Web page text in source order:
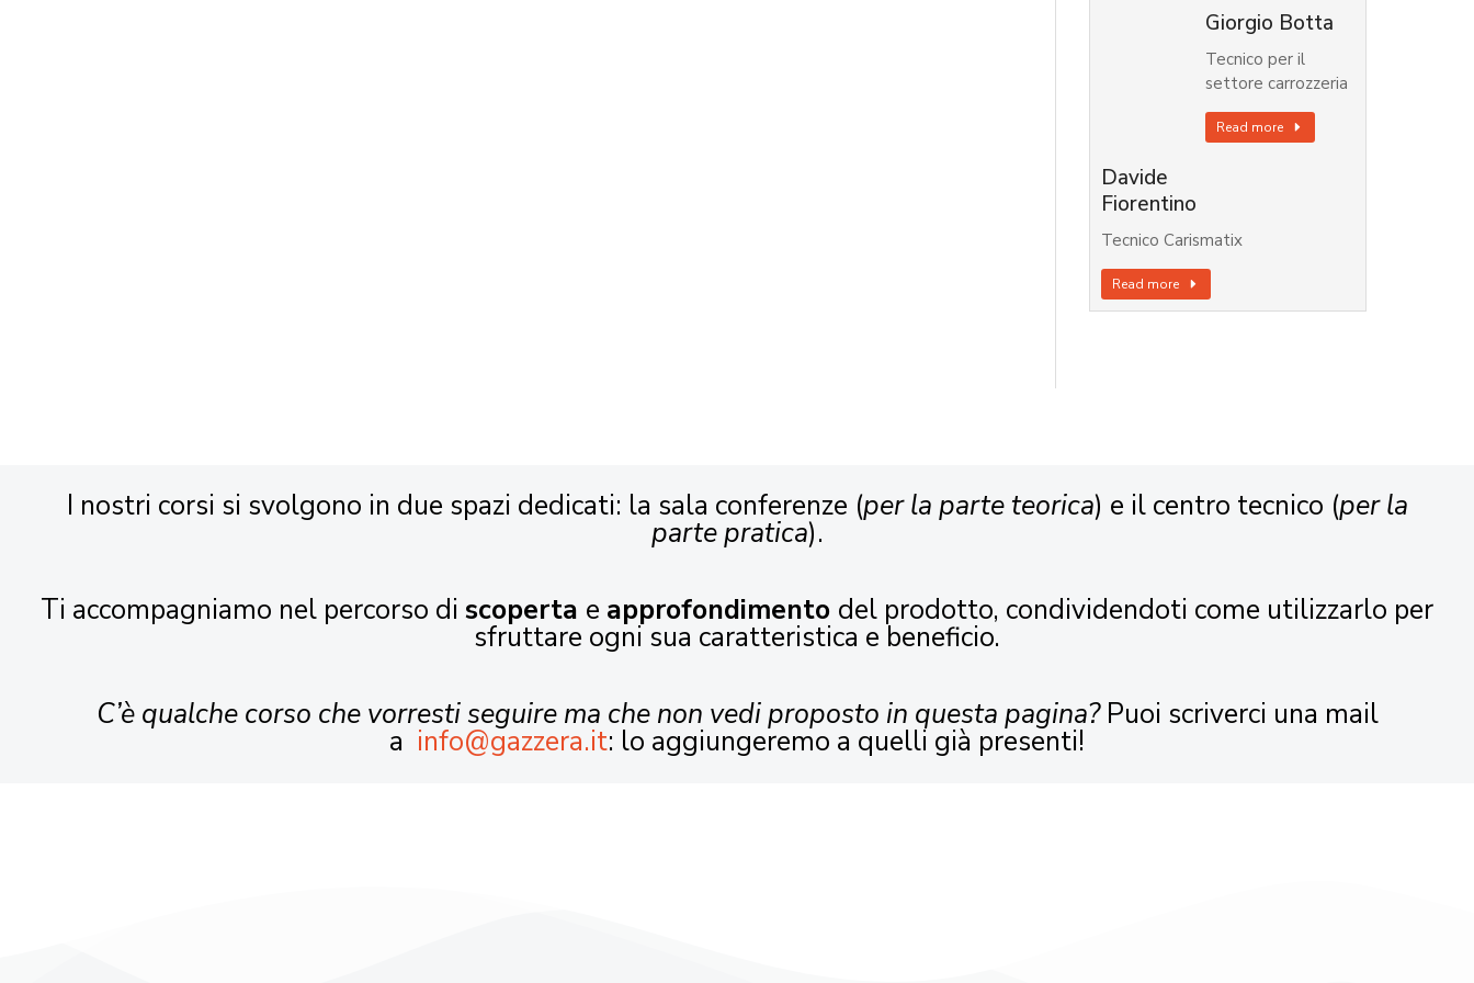
Giorgio Botta
Tecnico per il
settore carrozzeria
Read more
Davide
Fiorentino
Tecnico Carismatix
Read more
I nostri corsi si svolgono in due spazi dedicati: la sala conferenze (per la parte teorica) e il centro tecnico (per la
parte pratica).
Ti accompagniamo nel percorso di scoperta e approfondimento del prodotto, condividendoti come utilizzarlo per
sfruttare ogni sua caratteristica e beneficio.
C’è qualche corso che vorresti seguire ma che non vedi proposto in questa pagina?Puoi scriverci una mail
a info@gazzera.it: lo aggiungeremo a quelli già presenti!